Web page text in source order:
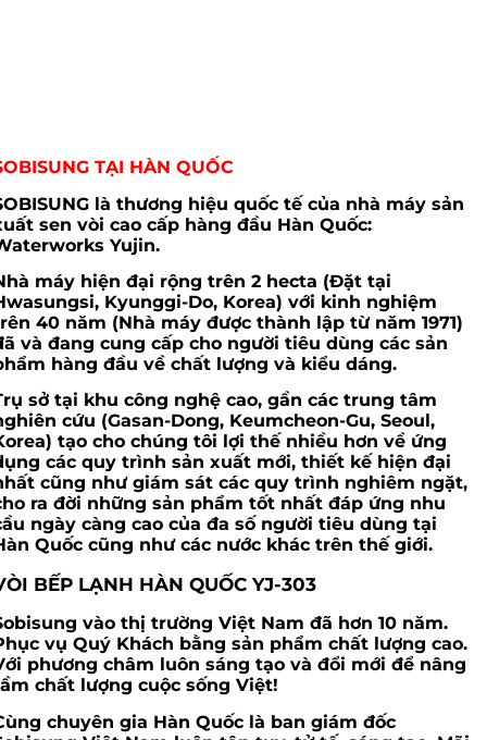
TẠI HÀN QUỐC
là thương hiệu quốc tế của nhà máy sản
sen vòi cao cấp hàng đầu Hàn Quốc:
Yujin.
máy hiện đại rộng trên 2 hecta (Đặt tại
Kyunggi-Do, Korea) với kinh nghiệm
40 năm (Nhà máy được thành lập từ năm 1971)
và đang cung cấp cho người tiêu dùng các sản
hàng đầu về chất lượng và kiểu dáng.
sở tại khu công nghệ cao, gần các trung tâm
cứu (Gasan-Dong, Keumcheon-Gu, Seoul,
tạo cho chúng tôi lợi thế nhiều hơn về ứng
các quy trình sản xuất mới, thiết kế hiện đại
cũng như giám sát các quy trình nghiêm ngặt,
ra đời những sản phẩm tốt nhất đáp ứng nhu
ngày càng cao của đa số người tiêu dùng tại
Quốc cũng như các nước khác trên thế giới.
BẾP LẠNH HÀN QUỐC YJ-303
vào thị trường Việt Nam đã hơn 10 năm.
vụ Quý Khách bằng sản phẩm chất lượng cao.
phương châm luôn sáng tạo và đổi mới để nâng
chất lượng cuộc sống Việt!
chuyên gia Hàn Quốc là ban giám đốc